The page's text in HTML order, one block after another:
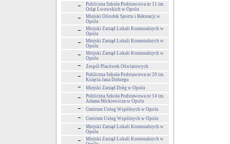
Publiczna Szkoła Podstawowa nr 11 im.
Orląt Lwowskich w Opolu
Miejski Ośrodek Sportu i Rekreacji w
Opolu
Miejski Zarząd Lokali Komunalnych w
Opolu
Miejski Zarząd Lokali Komunalnych w
Opolu
Miejski Zarząd Lokali Komunalnych w
Opolu
Zespół Placówek Oświatowych
Publiczna Szkoła Podstawowa nr 20 im.
Księcia Jana Dobrego
Miejski Zarząd Dróg w Opolu
Publiczna Szkoła Podstawowa nr 14 im.
Adama Mickiewicza w Opolu
Centrum Usług Wspólnych w Opolu
Centrum Usług Wspólnych w Opolu
Miejski Zarząd Lokali Komunalnych w
Opolu
Miejski Zarząd Lokali Komunalnych w